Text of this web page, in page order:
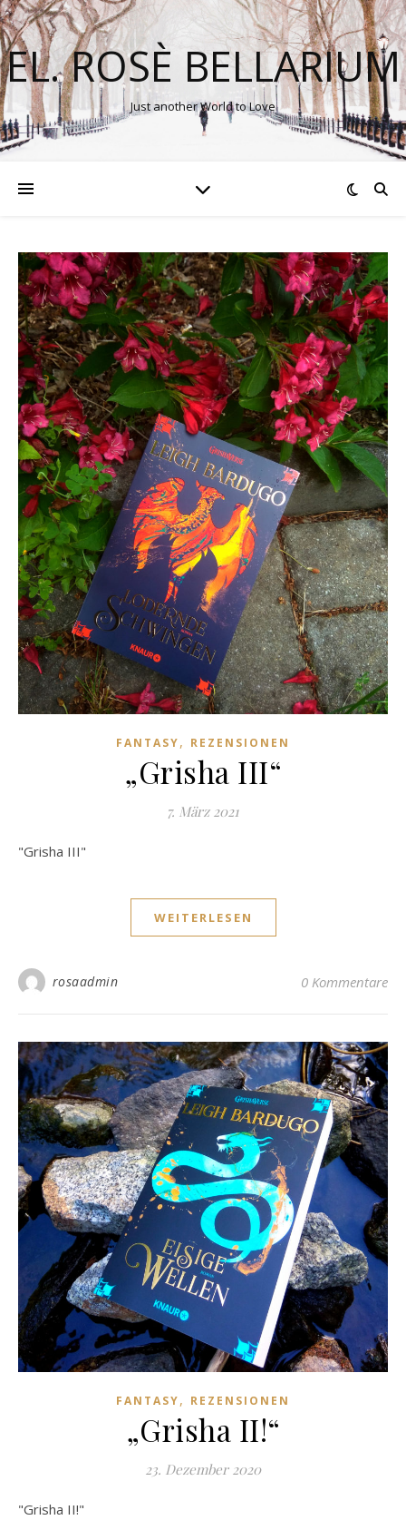
EL. ROSÈ BELLARIUM
Just another World to Love
FANTASY, REZENSIONEN
„Grisha III“
7. März 2021
"Grisha III"
WEITERLESEN
rosaadmin 0 Kommentare
FANTASY, REZENSIONEN
„Grisha II!“
23. Dezember 2020
"Grisha II!"